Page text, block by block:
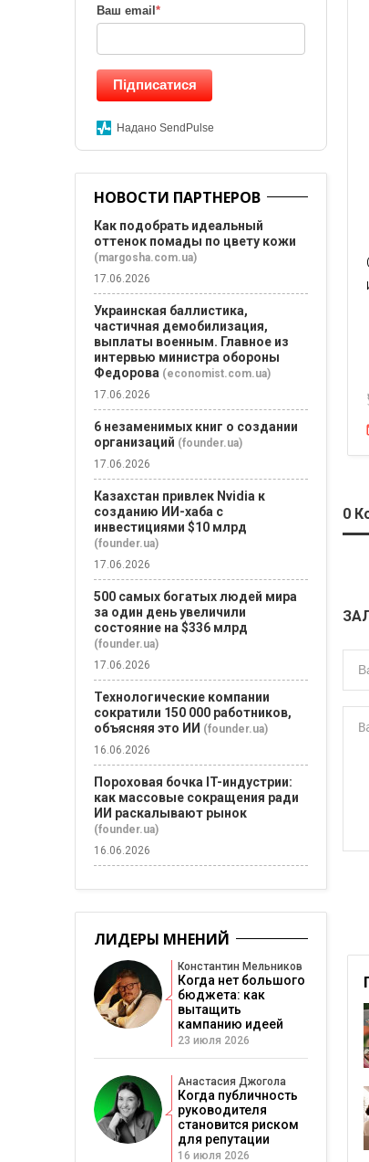
0
Ваш email *
Підписатися
Надано SendPulse
НОВОСТИ ПАРТНЕРОВ
Как подобрать идеальный
оттенок помады по цвету кожи
(margosha.com.ua)
17.06.2026
Украинская баллистика,
частичная демобилизация,
выплаты военным. Главное из
интервью министра обороны
Федорова (economist.com.ua)
17.06.2026
6 незаменимых книг о создании
организаций (founder.ua)
17.06.2026
Казахстан привлек Nvidia к
созданию ИИ-хаба с
инвестициями $10 млрд
(founder.ua)
17.06.2026
500 самых богатых людей мира
за один день увеличили
состояние на $336 млрд
(founder.ua)
17.06.2026
Технологические компании
сократили 150 000 работников,
объясняя это ИИ (founder.ua)
16.06.2026
Пороховая бочка IT-индустрии:
как массовые сокращения ради
ИИ раскалывают рынок
(founder.ua)
16.06.2026
ЛИДЕРЫ МНЕНИЙ
Константин Мельников
Когда нет большого
бюджета: как
вытащить
кампанию идеей
23 июля 2026
Анастасия Джогола
Когда публичность
руководителя
становится риском
для репутации
16 июля 2026